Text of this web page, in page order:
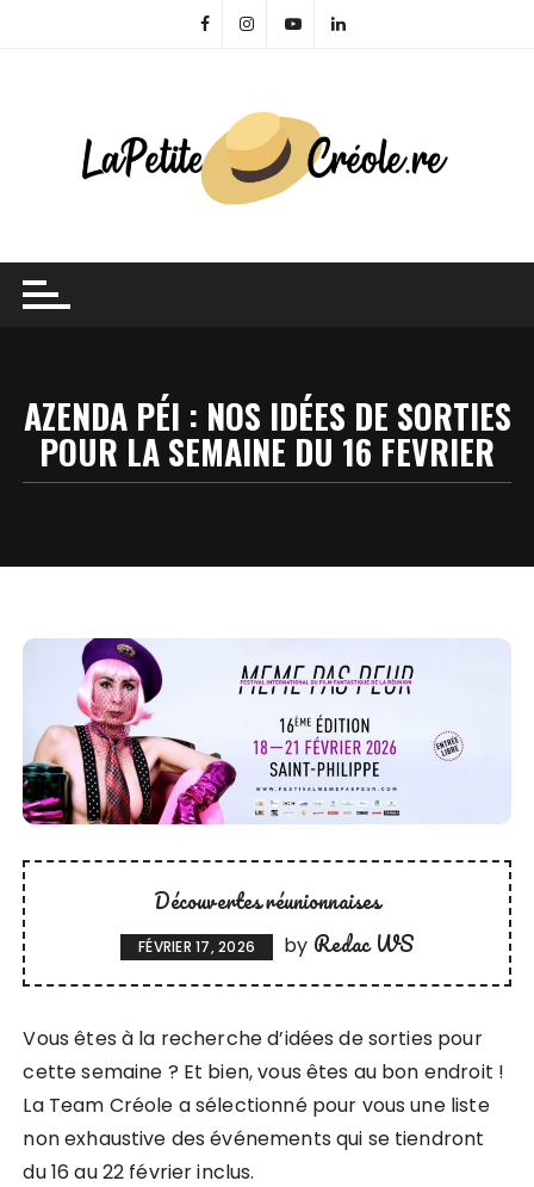
AZENDA PÉI : NOS IDÉES DE SORTIES
POUR LA SEMAINE DU 16 FEVRIER
Découvertes réunionnaises
FÉVRIER 17, 2026 by Redac WS
Vous êtes à la recherche d’idées de sorties pour
cette semaine ? Et bien, vous êtes au bon endroit !
La Team Créole a sélectionné pour vous une liste
non exhaustive des événements qui se tiendront
du 16 au 22 février inclus.